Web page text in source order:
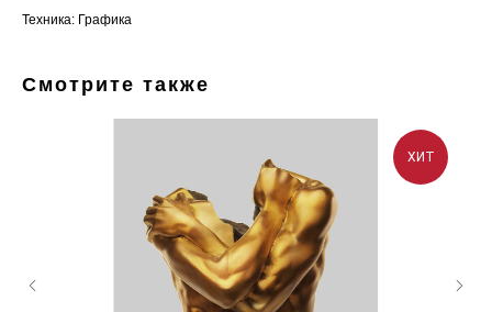
Техника: Графика
Смотрите также
ХИТ